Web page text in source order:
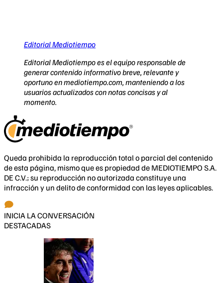
Editorial Mediotiempo
Editorial Mediotiempo es el equipo responsable de
generar contenido informativo breve, relevante y
oportuno en mediotiempo.com, manteniendo a los
usuarios actualizados con notas concisas y al
momento.
Queda prohibida la reproducción total o parcial del contenido
de esta página, mismo que es propiedad de MEDIOTIEMPO S.A.
DE C.V.; su reproducción no autorizada constituye una
infracción y un delito de conformidad con las leyes aplicables.
INICIA LA CONVERSACIÓN
DESTACADAS